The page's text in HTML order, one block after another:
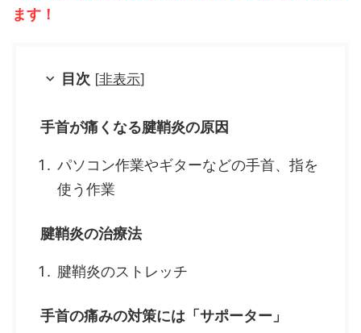
ます！
目次 [非表示]
手首が痛くなる腱鞘炎の原因
パソコン作業やギターなどの手首、指を
使う作業
腱鞘炎の治療法
腱鞘炎のストレッチ
手首の痛みの対策には「サポーター」